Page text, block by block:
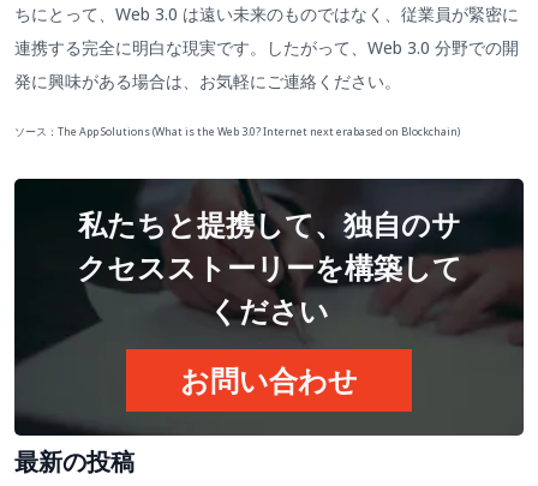
ちにとって、Web 3.0 は遠い未来のものではなく、従業員が緊密に
連携する完全に明白な現実です。したがって、Web 3.0 分野での開
発に興味がある場合は、お気軽にご連絡ください。
ソース：The App Solutions (What is the Web 3.0? Internet next erabased on Blockchain)
私たちと提携して、独自のサ
クセスストーリーを構築して
ください
お問い合わせ
最新の投稿